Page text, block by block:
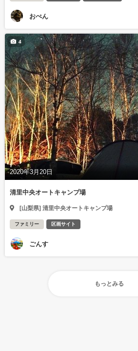
おぺん
2020年3月20日
4
清里中央オートキャンプ場
[山梨県] 清里中央オートキャンプ場
ファミリー 区画サイト
ごんす
もっとみる